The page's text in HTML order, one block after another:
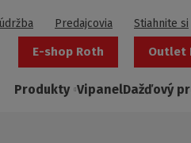
Predajcovia Stiahnite si
E-shop Roth Outlet
Produkty VipanelDažďový